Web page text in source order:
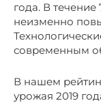
года. В
неизменно
современным
В нашем
урожая 2019